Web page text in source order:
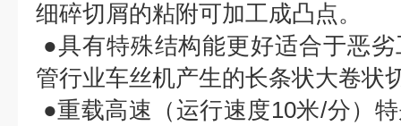
细碎切屑的粘附可加工成凸点。
●具有特殊结构能更好适合于恶
管行业车丝机产生的长条状大卷状
●重载高速（运行速度10米/分）